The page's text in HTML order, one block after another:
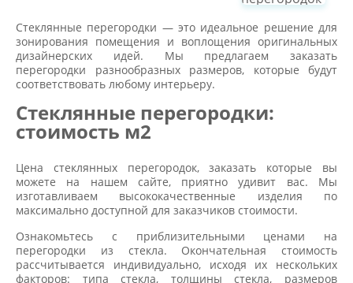
Стеклянные перегородки — это идеальное решение для
зонирования помещения и воплощения оригинальных
дизайнерских идей. Мы предлагаем заказать
перегородки разнообразных размеров, которые будут
соответствовать любому интерьеру.
Стеклянные перегородки:
стоимость м2
Цена стеклянных перегородок, заказать которые вы
можете на нашем сайте, приятно удивит вас. Мы
изготавливаем высококачественные изделия по
максимально доступной для заказчиков стоимости.
Ознакомьтесь с приблизительными ценами на
перегородки из стекла. Окончательная стоимость
рассчитывается индивидуально, исходя их нескольких
факторов: типа стекла, толщины стекла, размеров